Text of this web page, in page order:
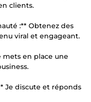
clients.
:** Obtenez des
viral et engageant.
mets en place une
Je discute et réponds